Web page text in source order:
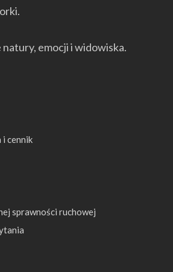
natury, emocji i widowiska.
i cennik
sprawności ruchowej